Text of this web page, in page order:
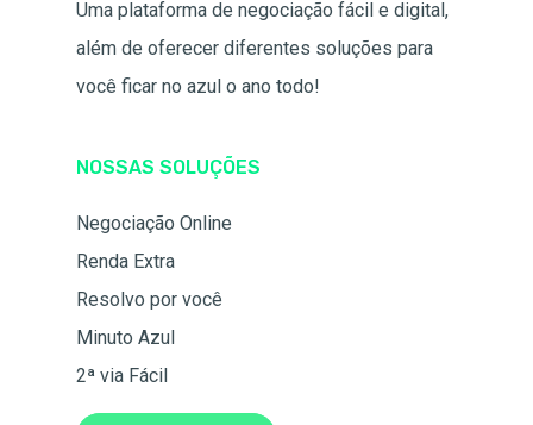
Uma plataforma de negociação fácil e digital,
além de oferecer diferentes soluções para
você ficar no azul o ano todo!
NOSSAS SOLUÇÕES
Negociação Online
Renda Extra
Resolvo por você
Minuto Azul
2ª via Fácil